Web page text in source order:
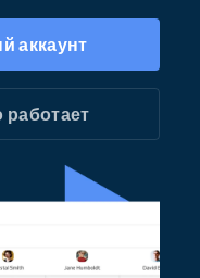
аккаунт
работает